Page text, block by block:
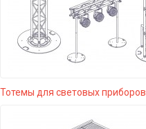
Тотемы для световых приборов